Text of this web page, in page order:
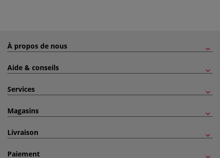
À propos de nous
Aide & conseils
Services
Magasins
Livraison
Paiement